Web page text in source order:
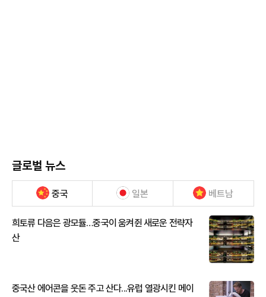
글로벌 뉴스
중국 일본 베트남
희토류 다음은 광모듈…중국이 움켜쥔 새로운 전략자
산
중국산 에어콘을 웃돈 주고 산다...유럽 열광시킨 메이